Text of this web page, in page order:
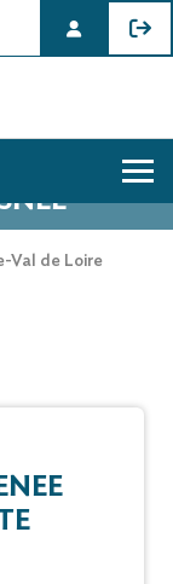
RENEE
Val de Loire